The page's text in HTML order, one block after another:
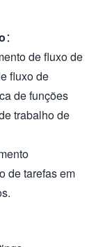
：
de fluxo de
fluxo de
de funções
trabalho de
de tarefas em